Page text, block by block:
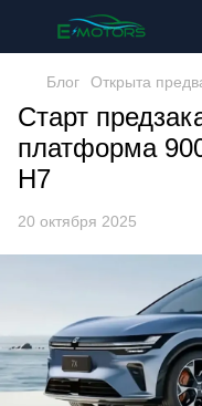
Блог Открыта
Старт
платформа
H7
20 октября 2025